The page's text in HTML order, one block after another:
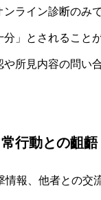
ライン診断のみ
分」とされること
所見内容の問い
行動との齟齬
情報、他者との交